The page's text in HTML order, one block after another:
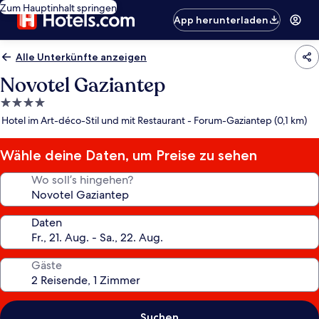
Zum Hauptinhalt springen
App herunterladen
Alle Unterkünfte anzeigen
Novotel Gaziantep
4.0-
Sterne-
Hotel im Art-déco-Stil und mit Restaurant - Forum-Gaziantep (0,1 km)
Wähle deine Daten, um Preise zu sehen
Wo soll’s hingehen?
Daten
Gäste